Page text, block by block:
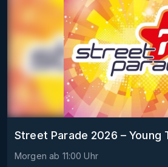
Street Parade 2026 – Young
Morgen ab 11:00 Uhr